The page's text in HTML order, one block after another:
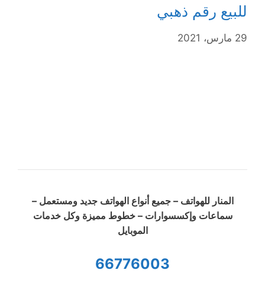
للبيع رقم ذهبي
29 مارس، 2021
المنار للهواتف – جميع أنواع الهواتف جديد ومستعمل –
سماعات وإكسسوارات – خطوط مميزة وكل خدمات
الموبايل
66776003